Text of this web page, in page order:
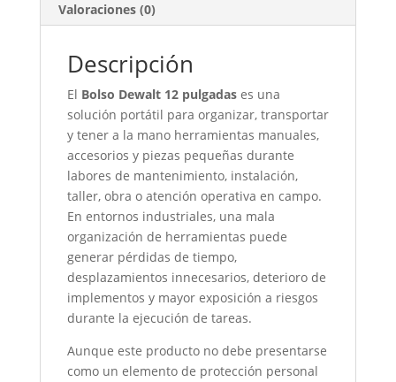
Valoraciones (0)
Descripción
El Bolso Dewalt 12 pulgadases una
solución portátil para organizar, transportar
y tener a la mano herramientas manuales,
accesorios y piezas pequeñas durante
labores de mantenimiento, instalación,
taller, obra o atención operativa en campo.
En entornos industriales, una mala
organización de herramientas puede
generar pérdidas de tiempo,
desplazamientos innecesarios, deterioro de
implementos y mayor exposición a riesgos
durante la ejecución de tareas.
Aunque este producto no debe presentarse
como un elemento de protección personal